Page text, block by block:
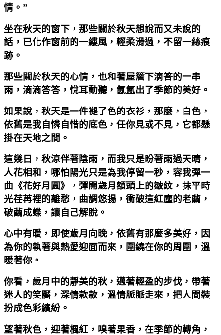
情。”
坐在秋天的窗下，那些關於秋天想說而又未說的
話，已化作窗前的一縷風，輕柔滑過，不留一絲痕
跡。
那些關於秋天的心情，也和著屋簷下滴答的一串
雨，滴滴答答，悅耳動聽，氤氳出了季節的美好。
如果說，秋天是一件褪了色的衣衫，那麼，白色，
依舊是我自憐自惜的底色，任你見或不見，它都懸
掛在天地之間。
這幾日，秋涼伴著陰雨，而我只是盼著雨過天晴，
人花相和，哪怕陽光只是為我停留一秒，容我彈一
曲《花好月圓》，彈開歲月額頭上的皺紋，抹平時
光荏苒裡的離愁，曲調悠揚，衝破這紅塵的老繭，
破繭成蝶，讓自己解脫。
心中有暖，即使歲月向晚，依舊有那麼多美好，因
為你的執著與熱愛迎面而來，圍繞在你的周圍，溫
暖著你。
你看，歲月中的靜美的秋，邁著輕盈的步伐，帶著
迷人的笑靨，深情款款，溫情脈脈走來，把人間裝
扮成色彩繽紛。
望著秋色，迎著楓紅，嗅著果香，在季節的轉角，